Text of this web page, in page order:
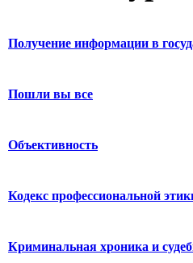
Получение информации в
Пошли вы все
Объективность
Кодекс профессиональной
Криминальная хроника и